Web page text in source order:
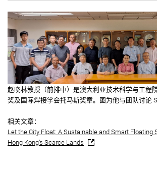
赵晓林教授（前排中）是澳大利亚技术科学与工程
奖及国际焊接学会托马斯奖章。图为他与团队讨论
相关文章：
Let the City Float: A Sustainable and Smart Floating
Hong Kong’s Scarce Lands